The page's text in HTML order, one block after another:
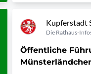
Kupferstadt
Die Rathaus-
Öffentliche